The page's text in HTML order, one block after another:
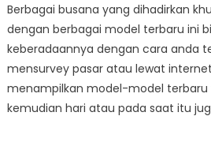
Berbagai busana yang dihadirkan
dengan berbagai model terbaru ini
keberadaannya dengan cara anda
mensurvey pasar atau lewat
menampilkan model-model terbaru
kemudian hari atau pada saat itu